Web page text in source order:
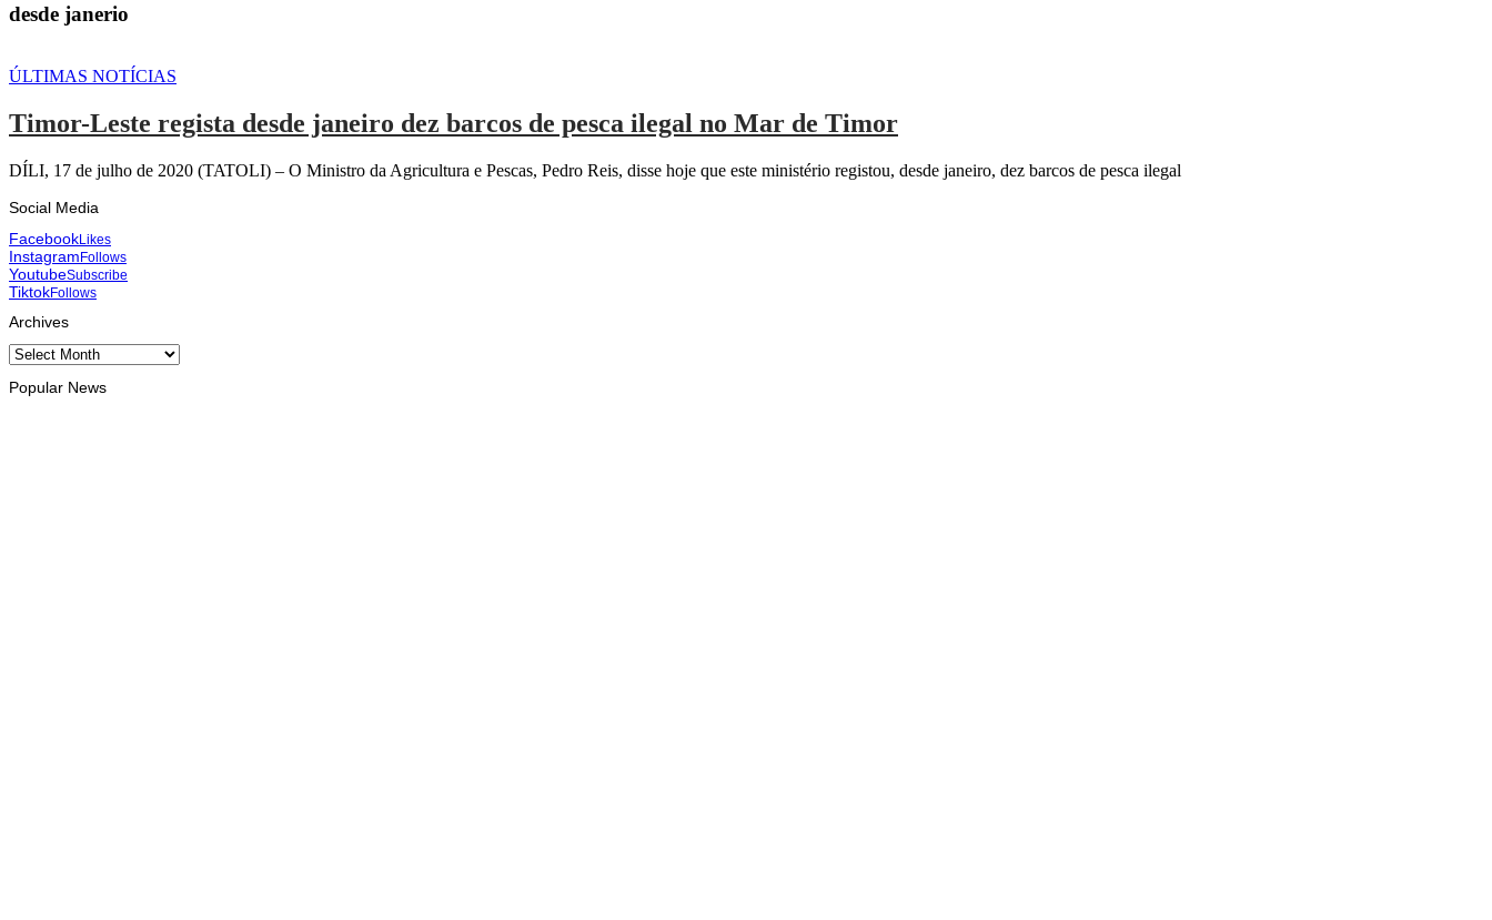
desde janerio
ÚLTIMAS NOTÍCIAS
Timor-Leste regista desde janeiro dez barcos de pesca ilegal no Mar de Timor
DÍLI, 17 de julho de 2020 (TATOLI) – O Ministro da Agricultura e Pescas, Pedro Reis, disse hoje que este ministério registou, desde janeiro, dez barcos de pesca ilegal
Social Media
FacebookLikes
InstagramFollows
YoutubeSubscribe
TiktokFollows
Archives
Archives
Popular News